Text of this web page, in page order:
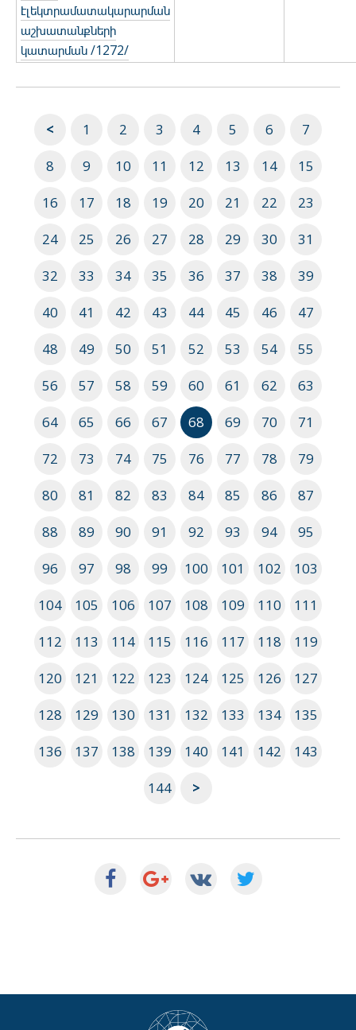
էլեկտրամատակարարման
աշխատանքների
կատարման /1272/
< 1 2 3 4 5 6
7
8
9 10 11 12 13 14
15
16
17 18 19 20 21 22
23
24
25 26 27 28 29 30
31
32
33 34 35 36 37 38
39
40
41 42 43 44 45 46
47
48
49 50 51 52 53 54
55
56
57 58 59 60 61 62
63
64
65 66 67 68 69 70
71
72
73 74 75 76 77 78
79
80
81 82 83 84 85 86
87
88
89 90 91 92 93 94
95
96
97 98 99 100 101 102
103
104
105 106 107 108 109 110
111
112
113 114 115 116 117 118
119
120
121 122 123 124 125 126
127
128
129 130 131 132 133 134
135
136
137 138 139 140 141 142
143
144
>